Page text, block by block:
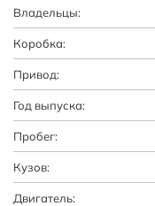
Владельцы:
Коробка:
Привод:
Год выпуска:
Пробег:
Кузов:
Двигатель: